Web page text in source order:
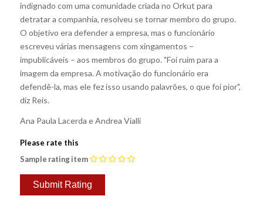
indignado com uma comunidade criada no Orkut para
detratar a companhia, resolveu se tornar membro do grupo.
O objetivo era defender a empresa, mas o funcionário
escreveu várias mensagens com xingamentos –
impublicáveis – aos membros do grupo. "Foi ruim para a
imagem da empresa. A motivação do funcionário era
defendê-la, mas ele fez isso usando palavrões, o que foi pior",
diz Reis.
Ana Paula Lacerda e Andrea Vialli
Please rate this
Sample rating item